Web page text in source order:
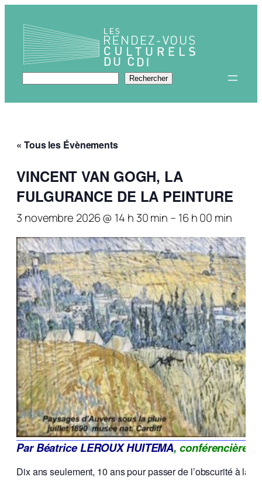
Rechercher Rechercher
« Tous les Évènements
VINCENT VAN GOGH, LA
FULGURANCE DE LA PEINTURE
3 novembre 2026 @ 14 h 30 min – 16 h 00 min
Par Béatrice LEROUX HUITEMA, conférencière,
Dix ans seulement, 10 ans pour passer de l’obscurité à la